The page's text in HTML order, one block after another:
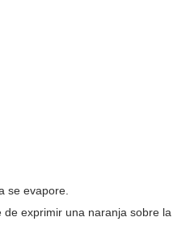
se evapore.
exprimir una naranja sobre la